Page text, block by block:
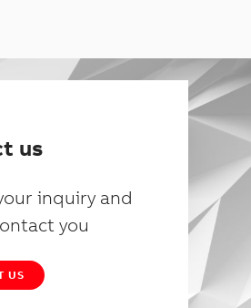
us
inquiry and
you
US